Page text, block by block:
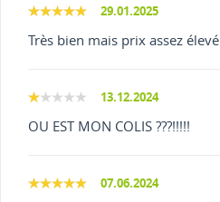
29.01.2025
Très bien mais prix assez élevé
13.12.2024
OU EST MON COLIS ???!!!!!
07.06.2024